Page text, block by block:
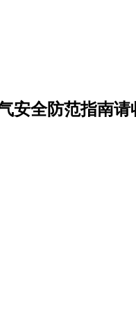
安全防范指南请